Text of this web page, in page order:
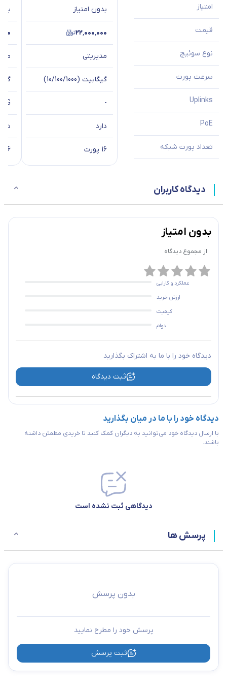
امتیاز
قیمت
نوع سوئیچ
سرعت پورت
Uplinks
PoE
تعداد پورت شبکه
بدون امتیاز
۲۲٬۰۰۰٬۰۰۰
مدیریتی
گیگابیت (10/100/1000)
-
دارد
16 پورت
دارد
16 پورت
دیدگاه کاربران
بدون امتیاز
از مجموع دیدگاه
عملکرد و کارایی
ارزش خرید
کیفیت
دوام
دیدگاه خود را با ما به اشتراک بگذارید
ثبت دیدگاه
دیدگاه خود را با ما در میان بگذارید
با ارسال دیدگاه خود می‌توانید به دیگران کمک کنید تا خریدی مطمئن داشته
باشند.
دیدگاهی ثبت نشده است
پرسش ها
بدون پرسش
پرسش خود را مطرح نمایید
ثبت پرسش